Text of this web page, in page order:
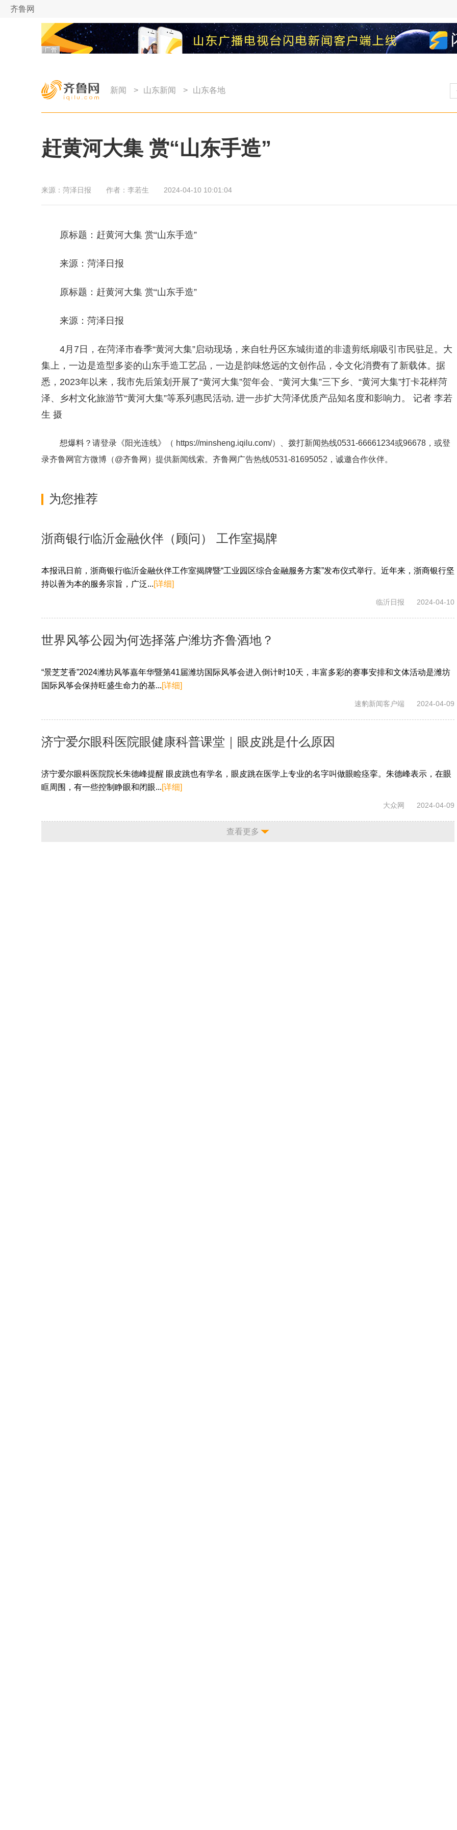
齐鲁网
新闻 > 山东新闻 > 山东各地
赶黄河大集 赏“山东手造”
来源： 菏泽日报 作者： 李若生 2024-04-10 10:01:04
原标题：赶黄河大集 赏“山东手造”
来源：菏泽日报
原标题：赶黄河大集 赏“山东手造”
来源：菏泽日报
4月7日，在菏泽市春季“黄河大集”启动现场，来自牡丹区东城街道的非遗剪纸扇吸引市民驻足。大
集上，一边是造型多姿的山东手造工艺品，一边是韵味悠远的文创作品，令文化消费有了新载体。据
悉，2023年以来，我市先后策划开展了“黄河大集”贺年会、“黄河大集”三下乡、“黄河大集”打卡花样菏
泽、乡村文化旅游节“黄河大集”等系列惠民活动, 进一步扩大菏泽优质产品知名度和影响力。 记者 李若
生 摄
想爆料？请登录《阳光连线》（ https://minsheng.iqilu.com/）、拨打新闻热线0531-66661234或96678，或登
录齐鲁网官方微博（@齐鲁网 ）提供新闻线索。齐鲁网广告热线0531-81695052 ，诚邀合作伙伴。
为您推荐
浙商银行临沂金融伙伴（顾问） 工作室揭牌
本报讯日前，浙商银行临沂金融伙伴工作室揭牌暨“工业园区综合金融服务方案”发布仪式举行。近年来，浙商银行坚
持以善为本的服务宗旨，广泛...[详细]
临沂日报 2024-04-10
世界风筝公园为何选择落户潍坊齐鲁酒地？
“景芝芝香”2024潍坊风筝嘉年华暨第41届潍坊国际风筝会进入倒计时10天，丰富多彩的赛事安排和文体活动是潍坊
国际风筝会保持旺盛生命力的基...[详细]
速豹新闻客户端 2024-04-09
济宁爱尔眼科医院眼健康科普课堂｜眼皮跳是什么原因
济宁爱尔眼科医院院长朱德峰提醒 眼皮跳也有学名，眼皮跳在医学上专业的名字叫做眼睑痉挛。朱德峰表示，在眼
眶周围，有一些控制睁眼和闭眼...[详细]
大众网 2024-04-09
查看更多